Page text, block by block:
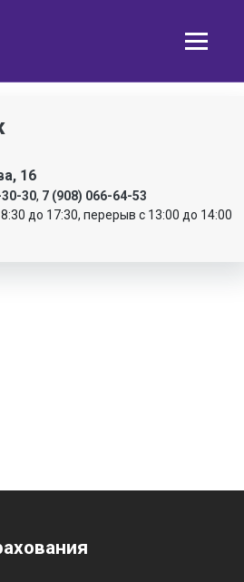
16
30, 7 (908) 066-64-53
до 17:30, перерыв с 13:00 до 14:00